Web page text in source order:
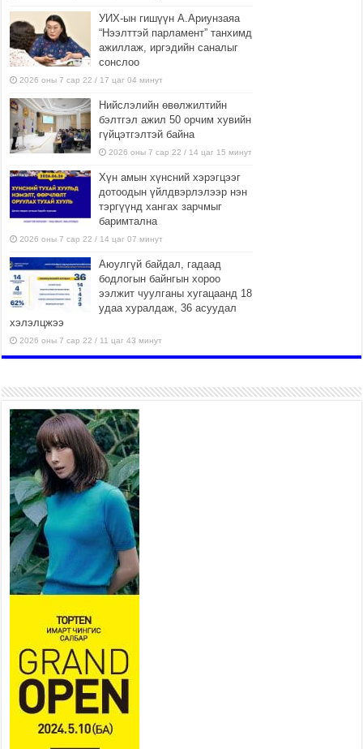
УИХ-ын гишүүн А.Ариунзаяа
“Нээлттэй парламент” танхимд
ажиллаж, иргэдийн саналыг
сонслоо
2026 оны 7 сар 22 / 17 цаг 04 минут
Нийслэлийн өвөлжилтийн
бэлтгэл ажил 50 орчим хувийн
гүйцэтгэлтэй байна
2026 оны 7 сар 22 / 14 цаг 15 минут
Хүн амын хүнсний хэрэгцээг
дотоодын үйлдвэрлэлээр нэн
тэргүүнд хангах зарчмыг
баримтална
2026 оны 7 сар 22 / 14 цаг 07 минут
Аюулгүй байдал, гадаад
бодлогын байнгын хороо
ээлжит чуулганы хугацаанд 18
удаа хуралдаж, 36 асуудал
хэлэлцжээ
2026 оны 7 сар 22 / 11 цаг 43 минут
боломжтой-Хүүхэд хөгжүүлэх
төв” байгуулах төсөлд төр,
хувийн хэвшлийн түншлэлийн хүрээнд хамтран
ажиллахыг урьж байна
2026 оны 7 сар 22 / 9 цаг 28 минут
Б.Пүрэвдагва: “Урт цагаан”-ыг
залуучууд чөлөөт цагаа
өнгөрүүлдэг, жуулчид зорьж
ирдэг цэг болгоно
2026 оны 7 сар 21 / 16 цаг 47 минут
Тусгай замын автобус /BRT/ төслийн удирдах
хорооны ээлжит хуралдаан боллоо
Ерөнхий сайд Н.Учрал БНХАУ-аас Монгол Улсад
суугаа Элчин сайд Шэнь Миньжюанийг хүлээн
авч уулзав
2026 оны 7 сар 21 / 16 цаг 39 минут
БҮГД НАЙРАМДАХ ТАЖИКИСТАН УЛСТАЙ
ЭДИЙН ЗАСГИЙН ХАМТЫН АЖИЛЛАГААГ
ӨРГӨЖҮҮЛНЭ
2026 оны 7 сар 21 / 16 цаг 34 минут